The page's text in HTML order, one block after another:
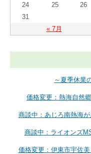
« 7月
24
25 26
31
～夏季休業
価格変更：熱海自然
商談中：あじろ南熱海が
商談中：ライオンズ
価格変更：伊東市宇佐美